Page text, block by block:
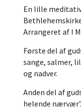
En lille
Arrangeret af I
Første del af
sange, salmer,
og nadver.
Anden del af
helende